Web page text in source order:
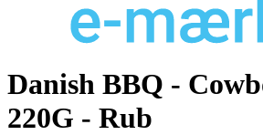
Danish BBQ -
220G - Rub